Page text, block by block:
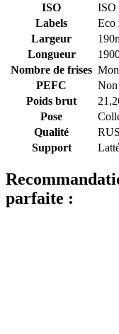
ISO
ISO
Labels
Eco
Largeur
Longueur
Nombre de frises
PEFC
Poids brut
Pose
Qualité
Support
parfaite :